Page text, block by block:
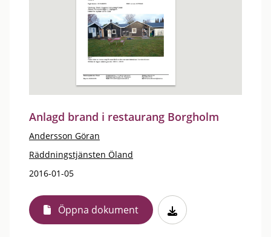
Anlagd brand i restaurang Borgholm
Andersson Göran
Räddningstjänsten Öland
2016-01-05
Öppna dokument